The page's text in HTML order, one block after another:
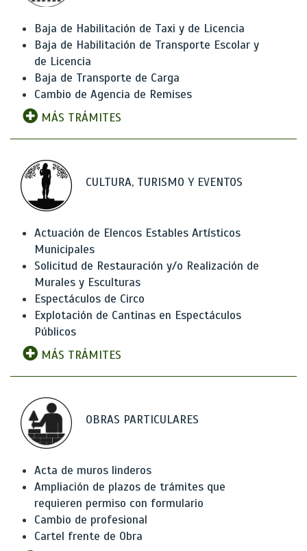
Baja de Habilitación de Taxi y de Licencia
Baja de Habilitación de Transporte Escolar y
de Licencia
Baja de Transporte de Carga
Cambio de Agencia de Remises
MÁS TRÁMITES
CULTURA, TURISMO Y EVENTOS
Actuación de Elencos Estables Artísticos
Municipales
Solicitud de Restauración y/o Realización de
Murales y Esculturas
Espectáculos de Circo
Explotación de Cantinas en Espectáculos
Públicos
MÁS TRÁMITES
OBRAS PARTICULARES
Acta de muros linderos
Ampliación de plazos de trámites que
requieren permiso con formulario
Cambio de profesional
Cartel frente de Obra